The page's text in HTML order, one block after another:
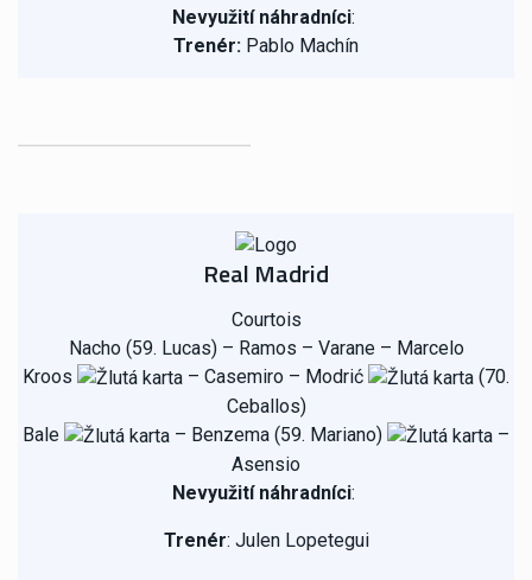
Nevyužití náhradníci:
Trenér: Pablo Machín
Real Madrid
Courtois
Nacho (59. Lucas) – Ramos – Varane – Marcelo
Kroos
– Casemiro – Modrić
(70.
Ceballos)
Bale
– Benzema (59. Mariano)
–
Asensio
Nevyužití náhradníci:
Trenér: Julen Lopetegui